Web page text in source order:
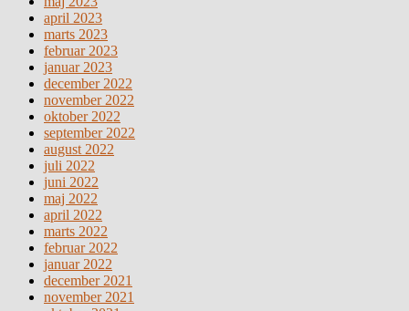
april 2023
marts 2023
februar 2023
januar 2023
december 2022
november 2022
oktober 2022
september 2022
august 2022
juli 2022
juni 2022
maj 2022
april 2022
marts 2022
februar 2022
januar 2022
december 2021
november 2021